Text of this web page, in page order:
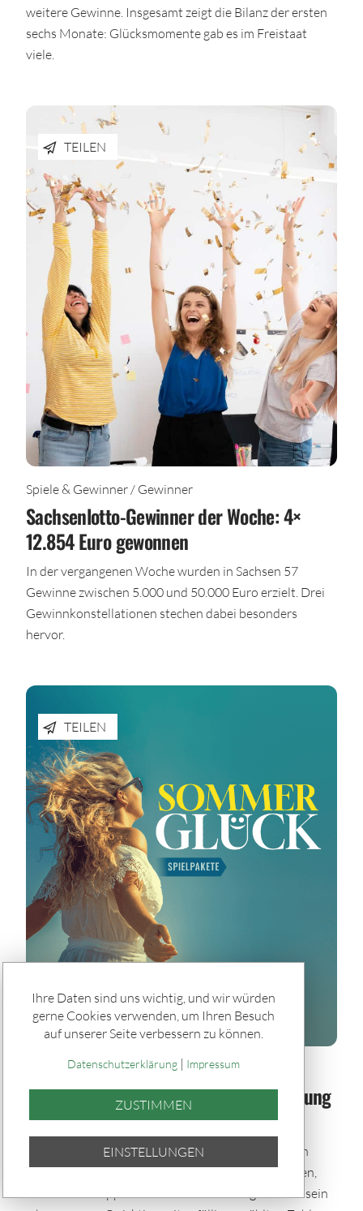
weitere Gewinne. Insgesamt zeigt die Bilanz der ersten
sechs Monate: Glücksmomente gab es im Freistaat
viele.
TEILEN
Spiele & Gewinner / Gewinner
Sachsenlotto-Gewinner der Woche: 4×
12.854 Euro gewonnen
In der vergangenen Woche wurden in Sachsen 57
Gewinne zwischen 5.000 und 50.000 Euro erzielt. Drei
Gewinnkonstellationen stechen dabei besonders
hervor.
TEILEN
Spiele & Gewinner / Spiele
Sommerglück im Paket: Bei jeder Ziehung
dabei – auch im Urlaub
Mit den Sommerglück Spielpaketen bleibst du auch
während der Urlaubszeit im Spiel. Einmal auswählen,
automatisch tippen und bei allen Ziehungen dabei sein
Ihre Daten sind uns wichtig, und wir würden
gerne Cookies verwenden, um Ihren Besuch
auf unserer Seite verbessern zu können.
Datenschutzerklärung| Impressum
ZUSTIMMEN
EINSTELLUNGEN